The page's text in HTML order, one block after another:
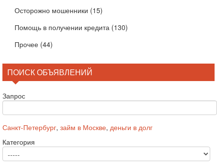
Осторожно мошенники (15)
Помощь в получении кредита (130)
Прочее (44)
ПОИСК ОБЪЯВЛЕНИЙ
Запрос
Санкт-Петербург, займ в Москве, деньги в долг
Категория